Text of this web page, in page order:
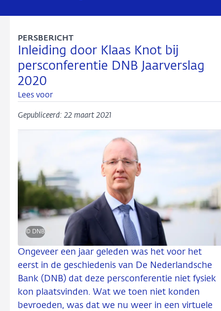
Inleiding door Klaas Knot bij
persconferentie DNB Jaarverslag
2020
PERSBERICHT
Lees voor
Gepubliceerd: 22 maart 2021
© DNB
Ongeveer een jaar geleden was het voor het
eerst in de geschiedenis van De Nederlandsche
Bank (DNB) dat deze persconferentie niet fysiek
kon plaatsvinden. Wat we toen niet konden
bevroeden, was dat we nu weer in een virtuele